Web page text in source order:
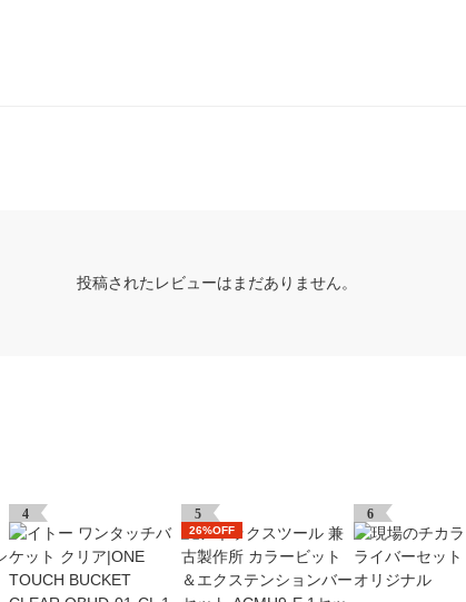
投稿されたレビューはまだありません。
4 5
26%OFF
6